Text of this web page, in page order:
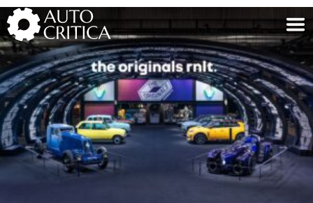
Skip
to
content